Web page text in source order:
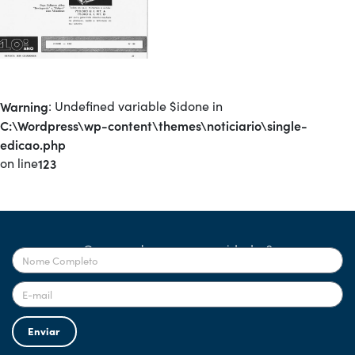
Warning: Undefined variable $idone in
C:\Wordpress\wp-content\themes\noticiario\single-
edicao.php
on line123
Quer receber nossas novidades?
Enviar